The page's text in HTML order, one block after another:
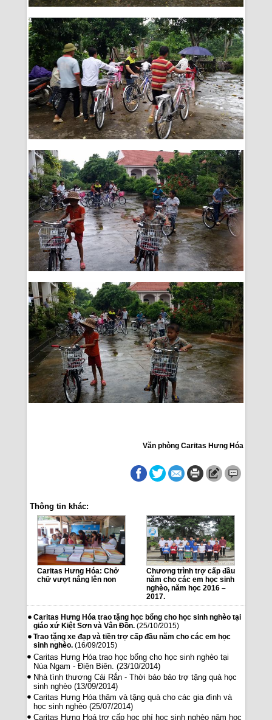
Văn phòng Caritas Hưng Hóa
Thông tin khác:
Caritas Hưng Hóa: Chở
chữ vượt nắng lên non
Chương trình trợ cấp đầu
năm cho các em học sinh
nghèo, năm học 2016 –
2017.
Caritas Hưng Hóa trao tặng học bổng cho học sinh nghèo tại
giáo xứ Kiệt Sơn và Vân Đồn. (25/10/2015)
Trao tặng xe đạp và tiền trợ cấp đầu năm cho các em học
sinh nghèo. (16/09/2015)
Caritas Hưng Hóa trao học bổng cho học sinh nghèo tại
Núa Ngam - Điện Biên. (23/10/2014)
Nhà tình thương Cái Rắn - Thời báo bảo trợ tặng quà học
sinh nghèo (13/09/2014)
Caritas Hưng Hóa thăm và tặng quà cho các gia đình và
học sinh nghèo (25/07/2014)
Caritas Hưng Hoá trợ cấp học phí học sinh nghèo năm học